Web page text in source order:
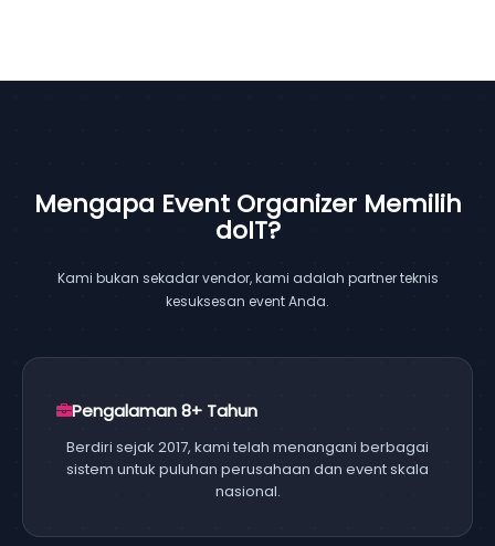
Mengapa Event Organizer Memilih
doIT?
Kami bukan sekadar vendor, kami adalah partner teknis
kesuksesan event Anda.
Pengalaman 8+ Tahun
Berdiri sejak 2017, kami telah menangani berbagai
sistem untuk puluhan perusahaan dan event skala
nasional.